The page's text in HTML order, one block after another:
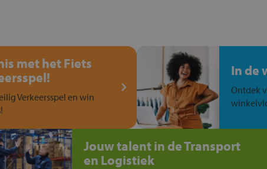
met het Fiets
Verkeersspel en win
In de
Ontdek
Jouw talent in de Transport
en Logistiek